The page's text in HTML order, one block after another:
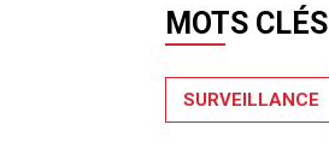
MOTS CLÉS
SURVEILLANCE